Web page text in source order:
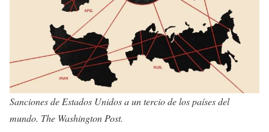
Sanciones de Estados Unidos a un tercio de los países del
mundo. The Washington Post.